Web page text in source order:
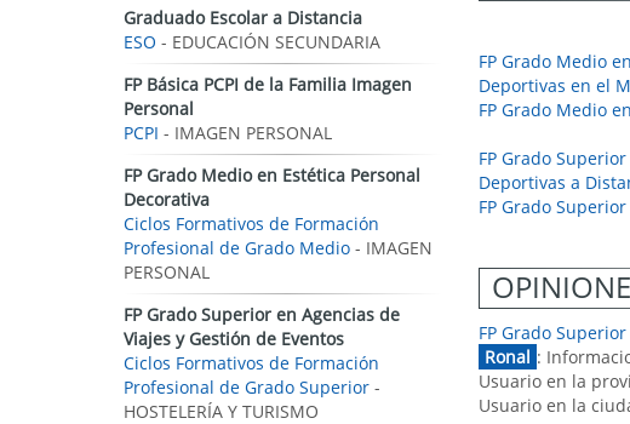
FP Grado Medio
Deportivas en el
FP Grado Medio
FP Grado
Deportivas a
FP Grado
FP Grado
Ronal :
Usuario en la
Usuario en la
Graduado Escolar a Distancia
ESO - EDUCACIÓN SECUNDARIA
FP Básica PCPI de la Familia Imagen
Personal
PCPI - IMAGEN PERSONAL
FP Grado Medio en Estética Personal
Decorativa
Ciclos Formativos de Formación
Profesional de Grado Medio - IMAGEN
PERSONAL
FP Grado Superior en Agencias de
Viajes y Gestión de Eventos
Ciclos Formativos de Formación
Profesional de Grado Superior -
HOSTELERÍA Y TURISMO